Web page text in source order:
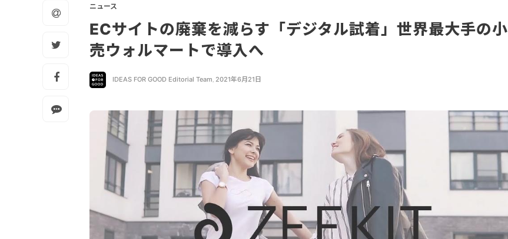
ニュース
ECサイトの廃棄を減らす「デジタル試着」世界最大手の小
売ウォルマートで導入へ
IDEAS FOR GOOD Editorial Team, 2021年6月21日